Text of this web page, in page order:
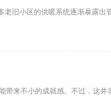
旧小区的供暖系统逐渐暴露出
来不小的成就感。不过，这并